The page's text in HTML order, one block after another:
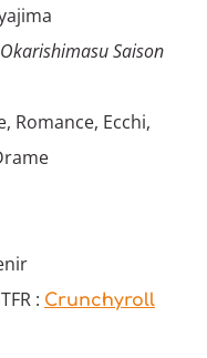
Saison
Romance, Ecchi,
: Crunchyroll